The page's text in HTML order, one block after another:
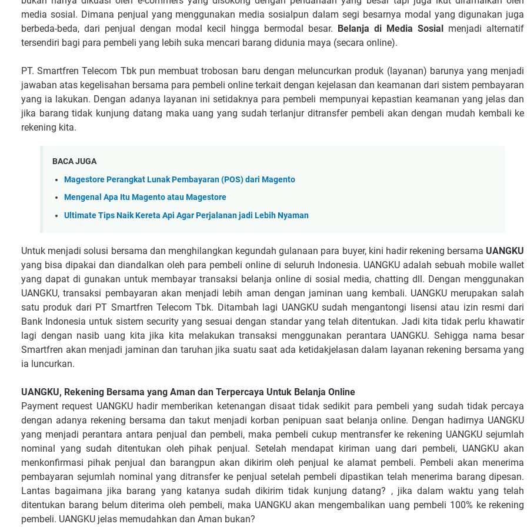
media sosial. Dimana penjual yang menggunakan media sosialpun dalam segi besarnya modal yang digunakan juga
berbeda-beda, dari penjual dengan modal kecil hingga bermodal besar. Belanja di Media Sosial menjadi alternatif
tersendiri bagi para pembeli yang lebih suka mencari barang didunia maya (secara online).
PT. Smartfren Telecom Tbk pun membuat trobosan baru dengan meluncurkan produk (layanan) barunya yang menjadi
jawaban atas kegelisahan bersama para pembeli online terkait dengan kejelasan dan keamanan dari sistem pembayaran
yang ia lakukan. Dengan adanya layanan ini setidaknya para pembeli mempunyai kepastian keamanan yang jelas dan
jika barang tidak kunjung datang maka uang yang sudah terlanjur ditransfer pembeli akan dengan mudah kembali ke
rekening kita.
BACA JUGA
Magestore Perangkat Lunak Pembayaran (POS) dari Magento
Mengenal Apa Itu Magento atau Magestore
Ultimate Tips Naik Kereta Api Agar Perjalanan jadi Lebih Nyaman
Untuk menjadi solusi bersama dan menghilangkan kegundah gulanaan para buyer, kini hadir rekening bersama UANGKU
yang bisa dipakai dan diandalkan oleh para pembeli online di seluruh Indonesia. UANGKU adalah sebuah mobile wallet
yang dapat di gunakan untuk membayar transaksi belanja online di sosial media, chatting dll. Dengan menggunakan
UANGKU, transaksi pembayaran akan menjadi lebih aman dengan jaminan uang kembali. UANGKU merupakan salah
satu produk dari PT Smartfren Telecom Tbk. Ditambah lagi UANGKU sudah mengantongi lisensi atau izin resmi dari
Bank Indonesia untuk sistem security yang sesuai dengan standar yang telah ditentukan. Jadi kita tidak perlu khawatir
lagi dengan nasib uang kita jika kita melakukan transaksi menggunakan perantara UANGKU. Sehigga nama besar
Smartfren akan menjadi jaminan dan taruhan jika suatu saat ada ketidakjelasan dalam layanan rekening bersama yang
ia luncurkan.
UANGKU, Rekening Bersama yang Aman dan Terpercaya Untuk Belanja Online
Payment request UANGKU hadir memberikan ketenangan disaat tidak sedikit para pembeli yang sudah tidak percaya
dengan adanya rekening bersama dan takut menjadi korban penipuan saat belanja online. Dengan hadirnya UANGKU
yang menjadi perantara antara penjual dan pembeli, maka pembeli cukup mentransfer ke rekening UANGKU sejumlah
nominal yang sudah ditentukan oleh pihak penjual. Setelah mendapat kiriman uang dari pembeli, UANGKU akan
menkonfirmasi pihak penjual dan barangpun akan dikirim oleh penjual ke alamat pembeli. Pembeli akan menerima
pembayaran sejumlah nominal yang ditransfer ke penjual setelah pembeli dipastikan telah menerima barang dipesan.
Lantas bagaimana jika barang yang katanya sudah dikirim tidak kunjung datang? , jika dalam waktu yang telah
ditentukan barang belum diterima oleh pembeli, maka UANGKU akan mengembalikan uang pembeli 100% ke rekening
pembeli. UANGKU jelas memudahkan dan Aman bukan?